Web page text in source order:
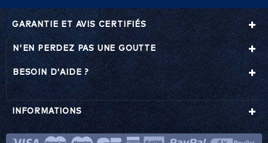
GARANTIE ET AVIS CERTIFIÉS
N'EN PERDEZ PAS UNE GOUTTE
BESOIN D'AIDE ?
INFORMATIONS